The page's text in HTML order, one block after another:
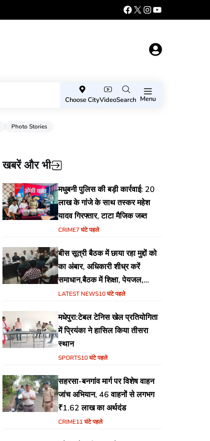
Choose CityVideoSearch Menu
Photo Stories
खबरें और भी
मधुबनी पुलिस की बड़ी कार्रवाई: 20
लाख के गांजे के साथ तस्कर महेश
यादव गिरफ्तार, टाटा मैजिक जब्त
CRIME7 घंटे पहले
बीस सूत्री बैठक में छाया रहा मुद्दों को
का अंबार, अधिकारी शीध्र करें
समाधान,बैठक में शिक्षा, पेयजल,
जलजमाव,आवास ,व किसानों के
LATEST NEWS10 घंटे पहले
मधेपुरा:टेबल टेनिस खेल प्रतियोगिता
में प्रियंका ने हासिल किया तीसरा
स्थान
SPORTS10 घंटे पहले
सहरसा-बनगांव मार्ग पर विशेष वाहन
जांच अभियान, 46 वाहनों से लगभग
₹1.62 लाख का अर्थदंड
CRIME11 घंटे पहले